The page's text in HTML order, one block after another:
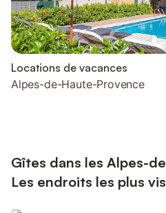
Locations de vacances
Alpes-de-Haute-Provence
Gîtes dans les Alpes-
Les endroits les plus